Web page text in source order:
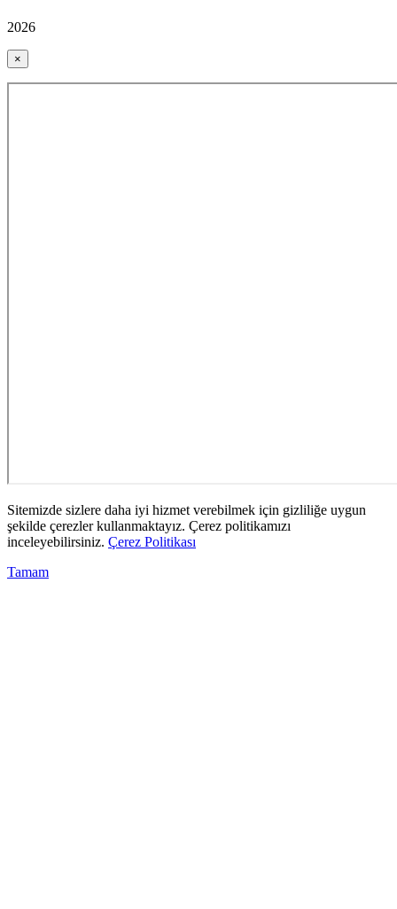
2026
×
Sitemizde sizlere daha iyi hizmet verebilmek için gizliliğe uygun
şekilde çerezler kullanmaktayız. Çerez politikamızı
inceleyebilirsiniz. Çerez Politikası
Tamam